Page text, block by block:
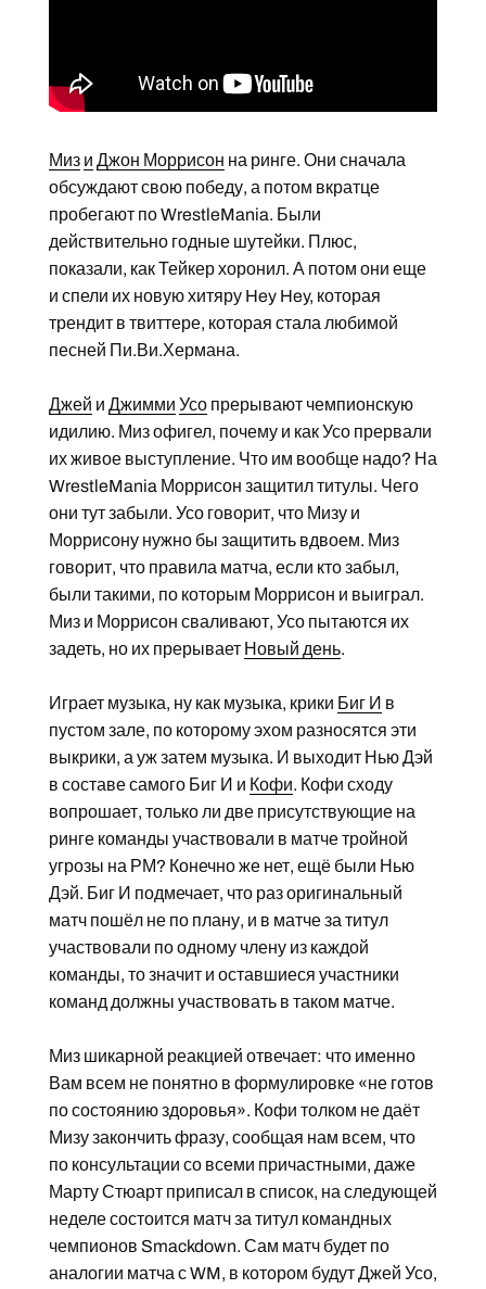
Миз и Джон Моррисон на ринге. Они сначала
обсуждают свою победу, а потом вкратце
пробегают по WrestleMania. Были
действительно годные шутейки. Плюс,
показали, как Тейкер хоронил. А потом они еще
и спели их новую хитяру Hey Hey, которая
трендит в твиттере, которая стала любимой
песней Пи.Ви.Хермана.
Джей и Джимми Усопрерывают чемпионскую
идилию. Миз офигел, почему и как Усо прервали
их живое выступление. Что им вообще надо? На
WrestleMania Моррисон защитил титулы. Чего
они тут забыли. Усо говорит, что Мизу и
Моррисону нужно бы защитить вдвоем. Миз
говорит, что правила матча, если кто забыл,
были такими, по которым Моррисон и выиграл.
Миз и Моррисон сваливают, Усо пытаются их
задеть, но их прерывает Новый день.
Играет музыка, ну как музыка, крики Биг И в
пустом зале, по которому эхом разносятся эти
выкрики, а уж затем музыка. И выходит Нью Дэй
в составе самого Биг И и Кофи. Кофи сходу
вопрошает, только ли две присутствующие на
ринге команды участвовали в матче тройной
угрозы на РМ? Конечно же нет, ещё были Нью
Дэй. Биг И подмечает, что раз оригинальный
матч пошёл не по плану, и в матче за титул
участвовали по одному члену из каждой
команды, то значит и оставшиеся участники
команд должны участвовать в таком матче.
Миз шикарной реакцией отвечает: что именно
Вам всем не понятно в формулировке «не готов
по состоянию здоровья». Кофи толком не даёт
Мизу закончить фразу, сообщая нам всем, что
по консультации со всеми причастными, даже
Марту Стюарт приписал в список, на следующей
неделе состоится матч за титул командных
чемпионов Smackdown. Сам матч будет по
аналогии матча с WM, в котором будут Джей Усо,